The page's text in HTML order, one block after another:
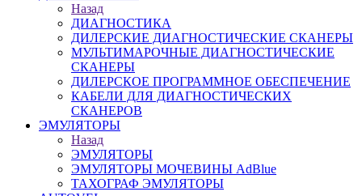
Назад
ДИАГНОСТИКА
ДИЛЕРСКИЕ ДИАГНОСТИЧЕСКИЕ СКАНЕРЫ
МУЛЬТИМАРОЧНЫЕ ДИАГНОСТИЧЕСКИЕ
СКАНЕРЫ
ДИЛЕРСКОЕ ПРОГРАММНОЕ ОБЕСПЕЧЕНИЕ
КАБЕЛИ ДЛЯ ДИАГНОСТИЧЕСКИХ
СКАНЕРОВ
ЭМУЛЯТОРЫ
Назад
ЭМУЛЯТОРЫ
ЭМУЛЯТОРЫ МОЧЕВИНЫ АdBlue
ТАХОГРАФ ЭМУЛЯТОРЫ